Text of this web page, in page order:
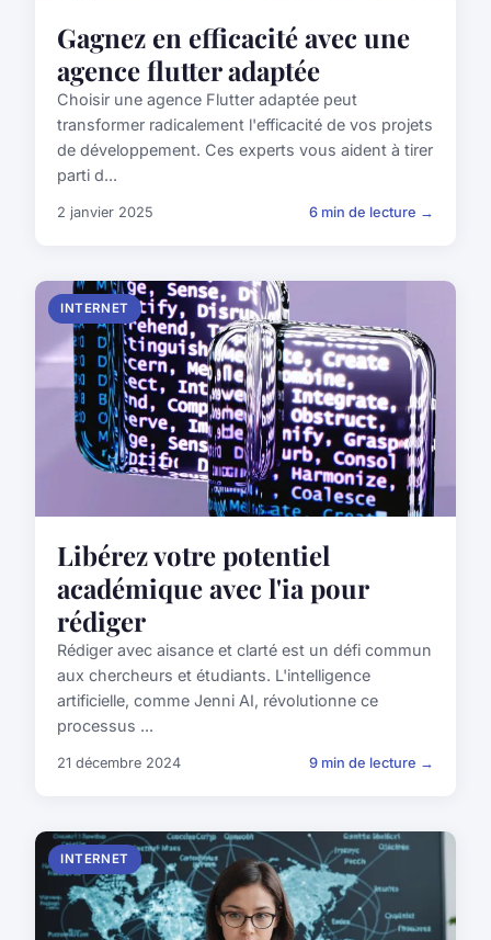
Gagnez en efficacité avec une
agence flutter adaptée
Choisir une agence Flutter adaptée peut
transformer radicalement l'efficacité de vos projets
de développement. Ces experts vous aident à tirer
parti d...
2 janvier 2025 6 min de lecture →
INTERNET
Libérez votre potentiel
académique avec l'ia pour
rédiger
Rédiger avec aisance et clarté est un défi commun
aux chercheurs et étudiants. L'intelligence
artificielle, comme Jenni AI, révolutionne ce
processus ...
21 décembre 2024 9 min de lecture →
INTERNET